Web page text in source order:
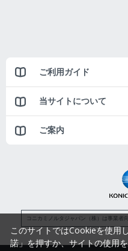
ご利用ガイド
当サイトについて
ご案内
コニカミノルタジャパン（株）は事業者
このサイトではCookieを使用
諾」を押すか、サイトの使用